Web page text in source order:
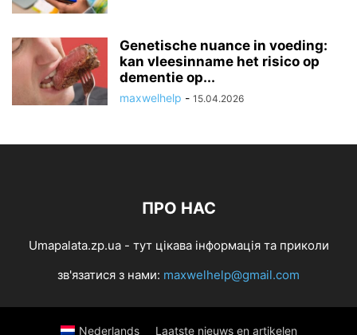
Genetische nuance in voeding:
kan vleesinname het risico op
dementie op...
maxwelhelp - 15.04.2026
ПРО НАС
Umapalata.zp.ua - тут цікава інформація та приколи
зв'язатися з нами: maxwelhelp@gmail.com
Nederlands Laatste nieuws en artikelen